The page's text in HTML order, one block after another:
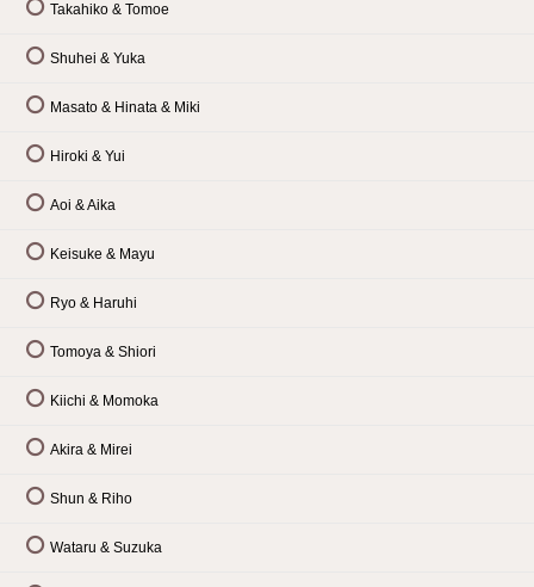
Takahiko & Tomoe
Shuhei & Yuka
Masato & Hinata & Miki
Hiroki & Yui
Aoi & Aika
Keisuke & Mayu
Ryo & Haruhi
Tomoya & Shiori
Kiichi & Momoka
Akira & Mirei
Shun & Riho
Wataru & Suzuka